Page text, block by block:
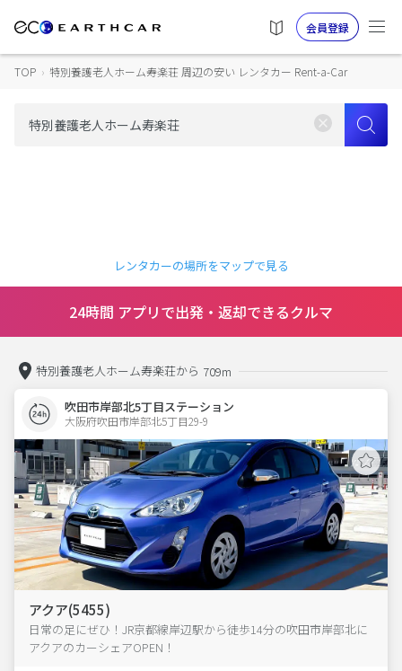
会員登録
TOP › 特別養護老人ホーム寿楽荘 周辺の安い レンタカー Rent-a-Car
レンタカーの場所をマップで見る
24時間 アプリで出発・返却できるクルマ
特別養護老人ホーム寿楽荘から 709m
吹田市岸部北5丁目ステーション
大阪府吹田市岸部北5丁目29-9
アクア(5455)
日常の足にぜひ！JR京都線岸辺駅から徒歩14分の吹田市岸部北に
アクアのカーシェアOPEN！